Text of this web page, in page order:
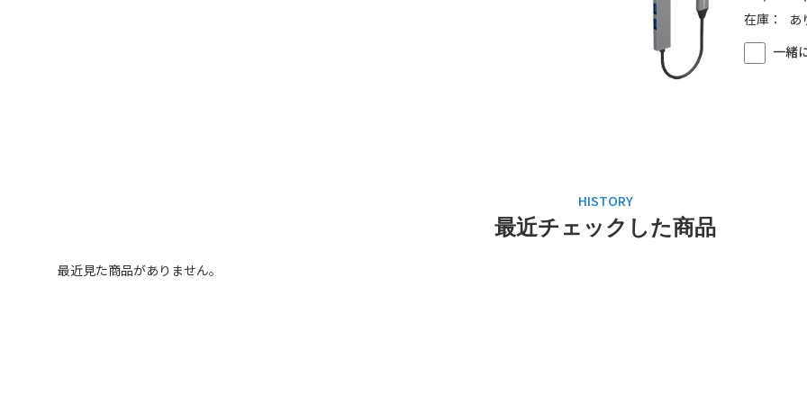
在庫：
あ
一緒
最近チェックした商品
最近見た商品がありません。